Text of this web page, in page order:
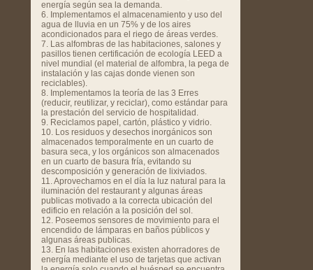
energía según sea la demanda.
6. Implementamos el almacenamiento y uso del
agua de lluvia en un 75% y de los aires
acondicionados para el riego de áreas verdes.
7. Las alfombras de las habitaciones, salones y
pasillos tienen certificación de ecología LEED a
nivel mundial (el material de alfombra, la pega de
instalación y las cajas donde vienen son
reciclables).
8. Implementamos la teoría de las 3 Erres
(reducir, reutilizar, y reciclar), como estándar para
la prestación del servicio de hospitalidad.
9. Reciclamos papel, cartón, plástico y vidrio.
10. Los residuos y desechos inorgánicos son
almacenados temporalmente en un cuarto de
basura seca, y los orgánicos son almacenados
en un cuarto de basura fría, evitando su
descomposición y generación de lixiviados.
11. Aprovechamos en el día la luz natural para la
iluminación del restaurant y algunas áreas
publicas motivado a la correcta ubicación del
edificio en relación a la posición del sol.
12. Poseemos sensores de movimiento para el
encendido de lámparas en baños públicos y
algunas áreas publicas.
13. En las habitaciones existen ahorradores de
energía mediante el uso de tarjetas que activan